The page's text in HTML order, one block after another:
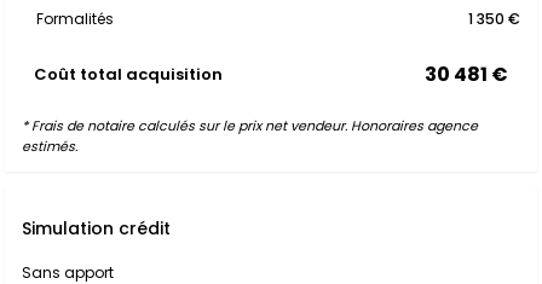
Formalités 1 350 €
Coût total acquisition 30 481 €
* Frais de notaire calculés sur le prix net vendeur. Honoraires agence
estimés.
Simulation crédit
Sans apport